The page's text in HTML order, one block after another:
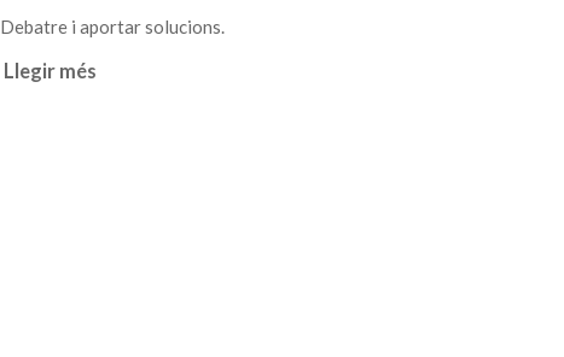
Debatre i aportar solucions.
Llegir més